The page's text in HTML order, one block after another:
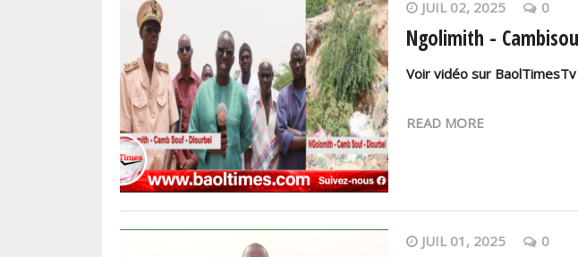
JUIL 02, 2025 0
Ngolimith -
Voir vidéo sur
READ MORE
JUIL 01, 2025 0